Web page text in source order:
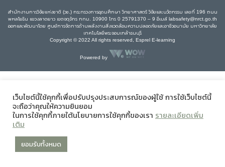
สำนักงานการวิจัยแห่งชาติ (วช.) กระทรวงการอุดมศึกษา วิทยาศาสตร์ วิจัยและนวัตกรรม เลขที่ 196 ถนน
พหลโยธิน แขวงลาดยาว เขตจตุจักร กทม. 10900 โทร 0 25791370 – 9 อีเมล์ labsafety@nrct.go.th
ออกและพัฒนาโดย ศูนย์การจัดการด้านพลังงานสิ่งแวดล้อมความปลอดภัยและอาชีวอนามัย มหาวิทยาลัย
เทคโนโลยีพระจอมเกล้าธนบุรี
Copyright © 2022 All rights reserved, Esprel E-learning
Powered by
เว็บไซต์นี้ใช้คุกกี้เพื่อปรับปรุงประสบการณ์ของผู้ใช้ การใช้เว็บไซต์นี้
จะถือว่าคุณให้ความยินยอม
ในการใช้คุกกี้ภายใต้นโยบายการใช้คุกกี้ของเรา รายละเอียดเพิ่ม
เติม
ยอมรับทั้งหมด